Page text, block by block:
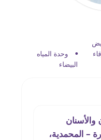
وحدة المياه
البيضاء
– المحمدية،